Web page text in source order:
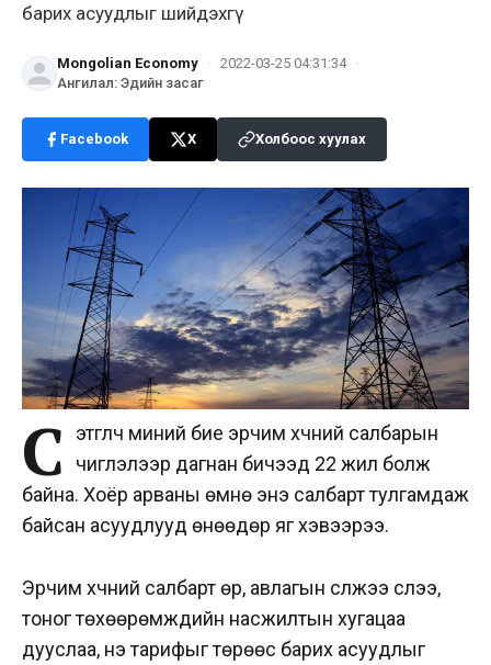
барих асуудлыг шийдэхгү
Mongolian Economy · 2022-03-25 04:31:34 ·
Ангилал: Эдийн засаг
Facebook X Холбоос хуулах
С
этгүүлч миний бие эрчим хүчний салбарын
чиглэлээр дагнан бичээд 22 жил болж
байна. Хоёр арваны өмнө энэ салбарт тулгамдаж
байсан асуудлууд өнөөдөр яг хэвээрээ.
Эрчим хүчний салбарт өр, авлагын сүлжээ үүслээ,
тоног төхөөрөмжүүдийн насжилтын хугацаа
дууслаа, үнэ тарифыг төрөөс барих асуудлыг